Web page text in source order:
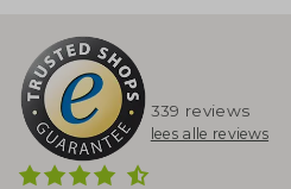
339 reviews
lees alle reviews